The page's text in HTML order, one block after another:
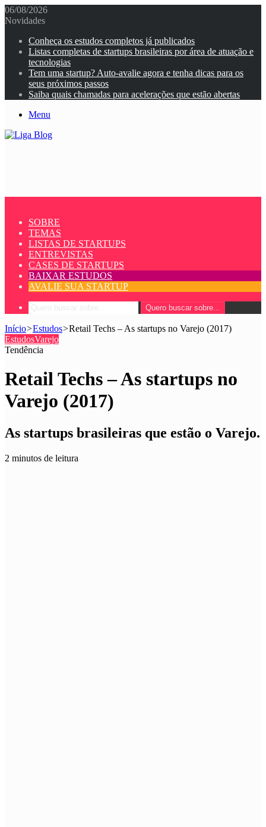
06/08/2026
Novidades
Conheça os estudos completos já publicados
Listas completas de startups brasileiras por área de atuação e
tecnologias
Tem uma startup? Auto-avalie agora e tenha dicas para os
seus próximos passos
Saiba quais chamadas para acelerações que estão abertas
Menu
SOBRE
TEMAS
LISTAS DE STARTUPS
ENTREVISTAS
CASES DE STARTUPS
BAIXAR ESTUDOS
AVALIE SUA STARTUP
Quero buscar sobre...
Início>Estudos>Retail Techs – As startups no Varejo (2017)
EstudosVarejo
Tendência
Retail Techs – As startups no
Varejo (2017)
As startups brasileiras que estão o Varejo.
2 minutos de leitura